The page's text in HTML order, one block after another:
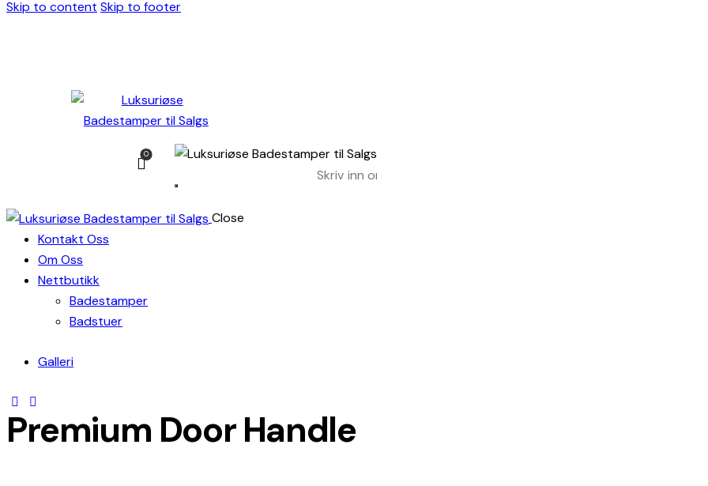
Skip to content Skip to footer
0
Close
Kontakt Oss
Om Oss
Nettbutikk
Badestamper
Badstuer
Galleri
Premium Door Handle